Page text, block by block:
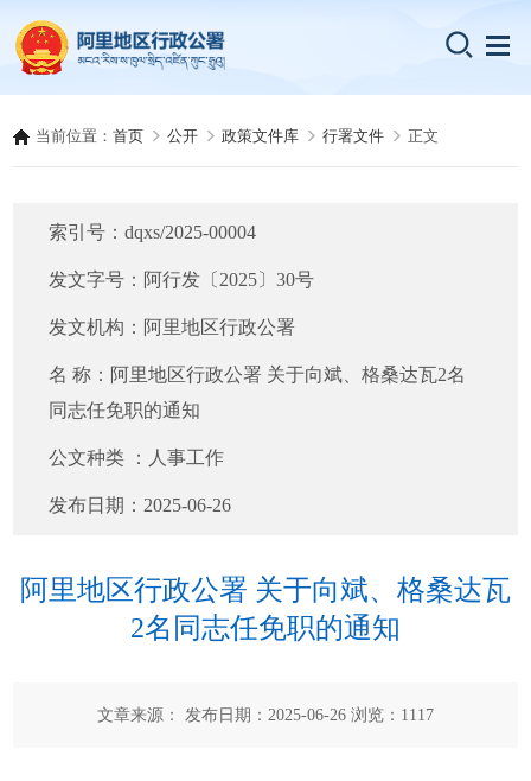
当前位置：首页 公开 政策文件库 行署文件 正文
索引号：dqxs/2025-00004
发文字号： 阿行发〔2025〕30号
发文机构： 阿里地区行政公署
名 称： 阿里地区行政公署 关于向斌、格桑达瓦2名
同志任免职的通知
公文种类 ： 人事工作
发布日期： 2025-06-26
阿里地区行政公署 关于向斌、格桑达瓦
2名同志任免职的通知
文章来源： 发布日期：2025-06-26 浏览： 1117